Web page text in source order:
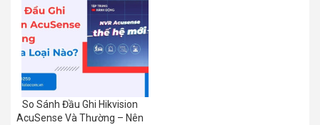
So Sánh Đầu Ghi Hikvision
AcuSense Và Thường – Nên